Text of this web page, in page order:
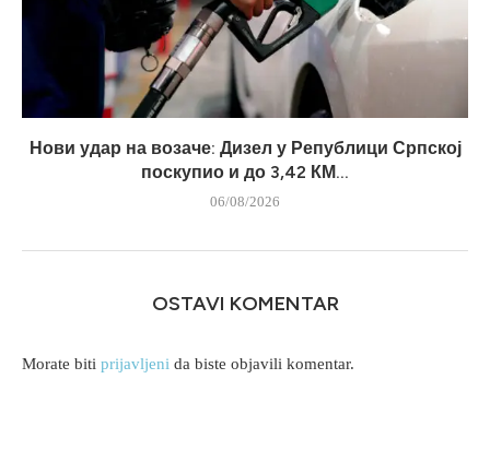
Нови удар на возаче: Дизел у Републици Српској
поскупио и до 3,42 КМ...
06/08/2026
OSTAVI KOMENTAR
Morate biti prijavljeni da biste objavili komentar.